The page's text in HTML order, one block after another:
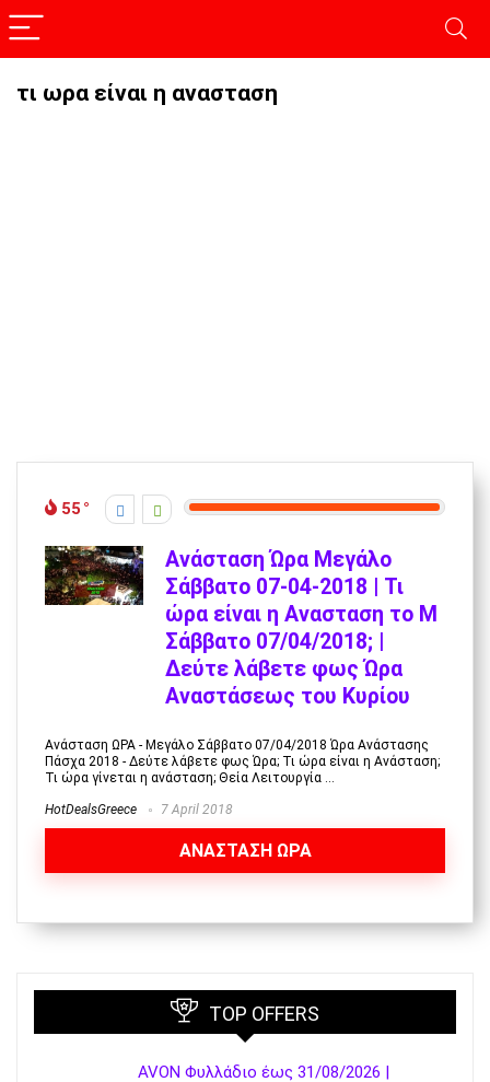
τι ωρα είναι η ανασταση
55
Ανάσταση Ώρα Μεγάλο
Σάββατο 07-04-2018 | Τι
ώρα είναι η Ανασταση το Μ
Σάββατο 07/04/2018; |
Δεύτε λάβετε φως Ώρα
Αναστάσεως του Κυρίου
Ανάσταση ΩΡΑ - Μεγάλο Σάββατο 07/04/2018 Ώρα Ανάστασης
Πάσχα 2018 - Δεύτε λάβετε φως Ώρα; Τι ώρα είναι η Ανάσταση;
Τι ώρα γίνεται η ανάσταση; Θεία Λειτουργία ...
HotDealsGreece 7 April 2018
ΑΝΑΣΤΑΣΗ ΩΡΑ
TOP OFFERS
AVON Φυλλάδιο έως 31/08/2026 |